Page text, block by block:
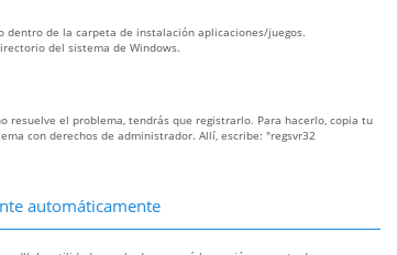
dentro de la carpeta de instalación aplicaciones/juegos.
del sistema de Windows.
el problema, tendrás que registrarlo. Para hacerlo, copia tu
con derechos de administrador. Allí, escribe: "regsvr32
automáticamente